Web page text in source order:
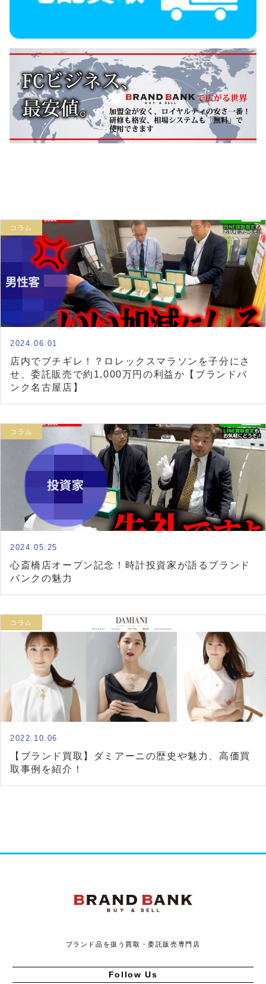
コラム
2024.06.01
店内でブチギレ！？ロレックスマラソンを子分にさ
せ、委託販売で約1,000万円の利益か【ブランドバ
ンク名古屋店】
コラム
2024.05.25
心斎橋店オープン記念！時計投資家が語るブランド
バンクの魅力
コラム
2022.10.06
【ブランド買取】ダミアーニの歴史や魅力、高価買
取事例を紹介！
ブランド品を扱う買取・委託販売専門店
Follow Us